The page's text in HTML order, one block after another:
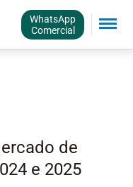
WhatsApp
Comercial
de
e 2025